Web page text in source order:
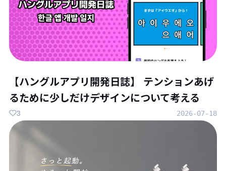
【ハングルアプリ開発日誌】 テンションあげ
るために少しだけデザインについて考える
2026-07-18
3